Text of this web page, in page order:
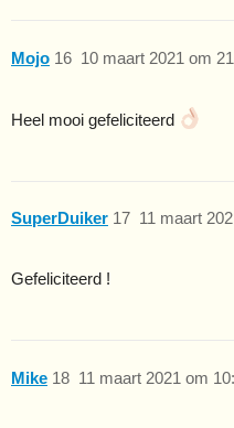
Mojo 10 maart 2021 om
16
Heel mooi gefeliciteerd
SuperDuiker 11 maart
17
Gefeliciteerd !
Mike 11 maart 2021 om
18